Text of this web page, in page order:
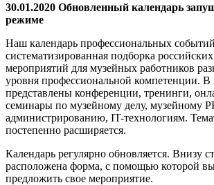
30.01.2020 Обновленный календарь
режиме
Наш календарь профессиональных
систематизированная подборка
мероприятий для музейных работников
уровня профессиональной компетенции. В
представлены конференции, тренинги,
семинары по музейному делу, музейному
администрированию, IT-технологиям.
постепенно расширяется.
Календарь регулярно обновляется. Внизу
расположена форма, с помощью которой
предложить свое мероприятие.